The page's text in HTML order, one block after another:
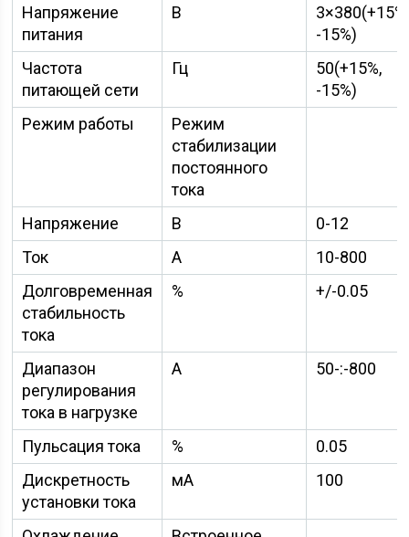
Напряжение
питания
В
3×380(+15%,
-15%)
Частота
питающей сети
Гц
50(+15%,
-15%)
Режим работы
Режим
стабилизации
постоянного
тока
Напряжение
В
0-12
Ток
А
10-800
Долговременная
стабильность
тока
% +/-0.05
Диапазон
регулирования
тока в нагрузке
А 50-:-800
Пульсация тока %
0.05
Дискретность
установки тока
мА 100